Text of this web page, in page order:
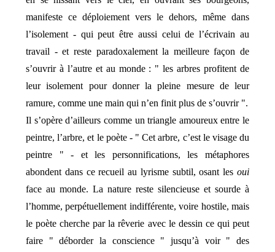
manifeste ce déploiement vers le dehors, même dans
l’isolement - qui peut être aussi celui de l’écrivain au
travail - et reste paradoxalement la meilleure façon de
s’ouvrir à l’autre et au monde : " les arbres profitent de
leur isolement pour donner la pleine mesure de leur
ramure, comme une main qui n’en finit plus de s’ouvrir ".
Il s’opère d’ailleurs comme un triangle amoureux entre le
peintre, l’arbre, et le poète - " Cet arbre, c’est le visage du
peintre " - et les personnifications, les métaphores
abondent dans ce recueil au lyrisme subtil, osant les oui
face au monde. La nature reste silencieuse et sourde à
l’homme, perpétuellement indifférente, voire hostile, mais
le poète cherche par la rêverie avec le dessin ce qui peut
faire " déborder la conscience " jusqu’à voir " des